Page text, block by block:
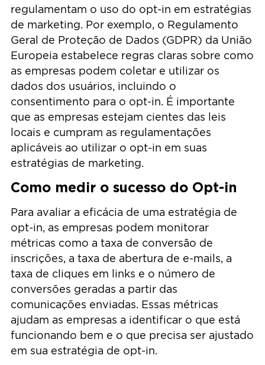
regulamentam o uso do opt-in em estratégias
de marketing. Por exemplo, o Regulamento
Geral de Proteção de Dados (GDPR) da União
Europeia estabelece regras claras sobre como
as empresas podem coletar e utilizar os
dados dos usuários, incluindo o
consentimento para o opt-in. É importante
que as empresas estejam cientes das leis
locais e cumpram as regulamentações
aplicáveis ao utilizar o opt-in em suas
estratégias de marketing.
Como medir o sucesso do Opt-in
Para avaliar a eficácia de uma estratégia de
opt-in, as empresas podem monitorar
métricas como a taxa de conversão de
inscrições, a taxa de abertura de e-mails, a
taxa de cliques em links e o número de
conversões geradas a partir das
comunicações enviadas. Essas métricas
ajudam as empresas a identificar o que está
funcionando bem e o que precisa ser ajustado
em sua estratégia de opt-in.